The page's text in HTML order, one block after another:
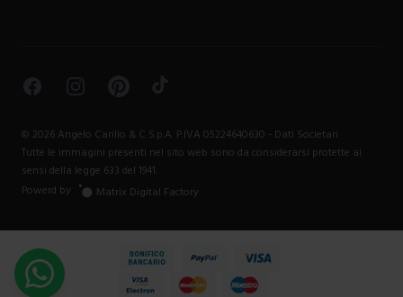
FacebookInstagramPinterestTikTok
© 2026 Angelo Carillo & C S.p.A. P.IVA 05224640630 - Dati Societari
Tutte le immagini presenti nel sito web sono da considerarsi protette ai
sensi della legge 633 del 1941.
Powerd by
Matrix Digital Factory